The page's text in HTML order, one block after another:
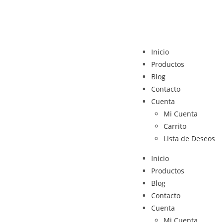
Inicio
Productos
Blog
Contacto
Cuenta
Mi Cuenta
Carrito
Lista de Deseos
Inicio
Productos
Blog
Contacto
Cuenta